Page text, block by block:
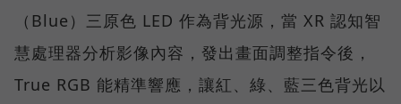
（Blue）三原色 LED 作為背光源，當 XR 認知智
慧處理器分析影像內容，發出畫面調整指令後，
True RGB 能精準響應，讓紅、綠、藍三色背光以